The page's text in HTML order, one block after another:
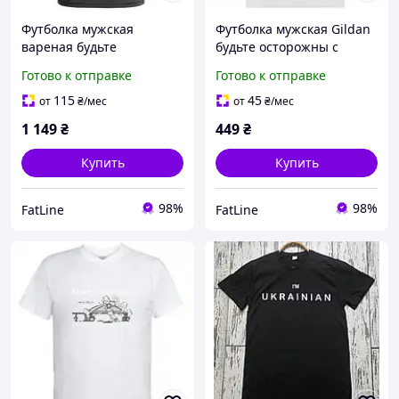
Футболка мужская
вареная будьте
украинцев
Готово к отправке
от 115₴/мес
1 149₴
Купить
FatLine 98%
Футболка мужская Gildan
будьте осторожны с
Готово к отправке
от45₴/мес
449₴
Купить
FatLine 98%